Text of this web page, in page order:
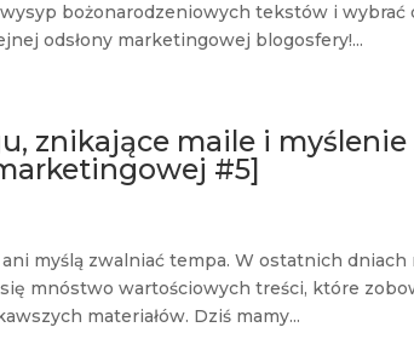
bożonarodzeniowych tekstów i wybrać
odsłony marketingowej blogosfery!...
znikające maile i
#5]
myślą zwalniać tempa. W ostatnich
mnóstwo wartościowych treści, które
materiałów. Dziś mamy...